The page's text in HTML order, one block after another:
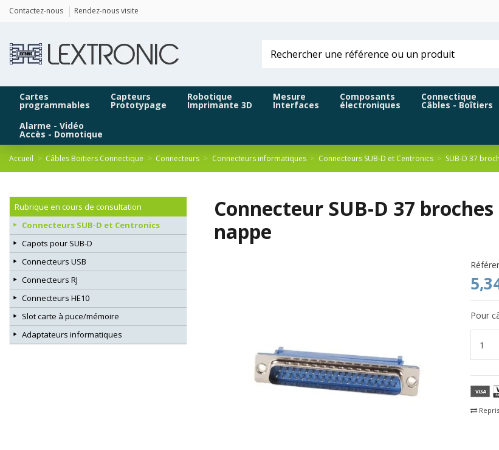
Contactez-nous Rendez-nous visite
Cartes
programmables
Capteurs
Prototypage
Robotique
Imprimante 3D
Mesure
Interfaces
Composants
électroniques
Connectique
Câbles - Boîtiers
Alarme - Vidéo
Accès - Domotique
Accueil Câbles Boitiers Connectique Connecteurs Connecteurs informatiques Connecteurs SUB-D et Centronics SUB-D 37
Connecteur SUB-D 37
nappe
Pour
Rubrique en cours de consultation
Connecteurs SUB-D et Centronics
Capots pour SUB-D
Connecteurs USB
Connecteurs RJ
Connecteurs HE10
Slot carte à puce/mémoire
Adaptateurs informatiques
Panneau de gestion des cookies